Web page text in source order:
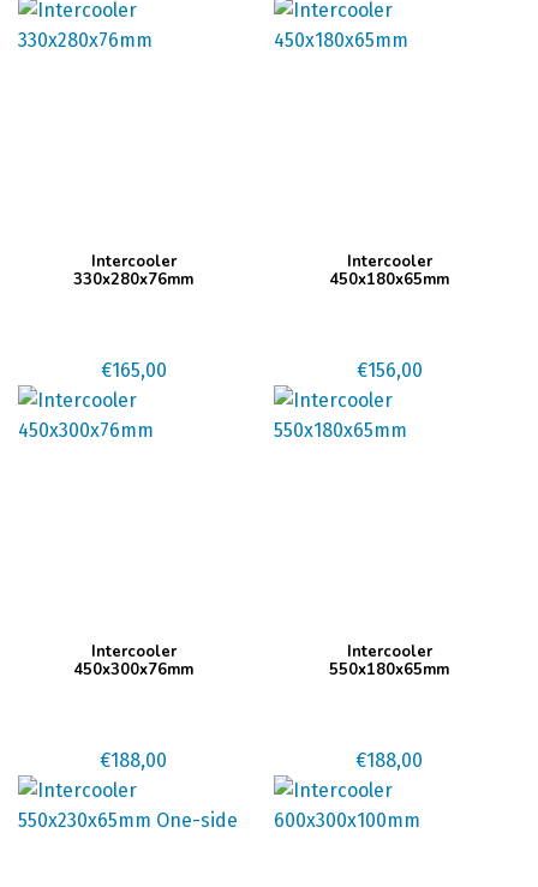
Intercooler
330x280x76mm
€165,00
Intercooler
450x180x65mm
€156,00
Intercooler
450x300x76mm
€188,00
Intercooler
550x180x65mm
€188,00